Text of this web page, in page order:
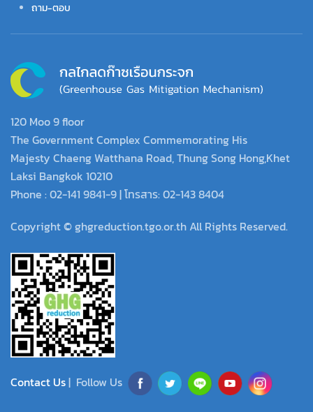
ถาม-ตอบ
120 Moo 9 floor
The Government Complex Commemorating His
Majesty Chaeng Watthana Road, Thung Song Hong,Khet
Laksi Bangkok 10210
Phone : 02-141 9841-9 | โทรสาร: 02-143 8404
Copyright © ghgreduction.tgo.or.th All Rights Reserved.
Contact Us| Follow Us